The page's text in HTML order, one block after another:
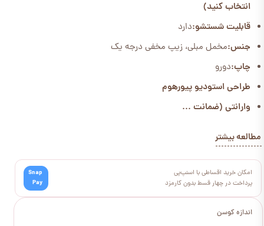
اندازه کوسن
انتخاب کنید)
قابلیت شستشو:دارد
جنس:مخمل مبلی، زیپ مخفی درجه یک
چاپ:دورو
طراحی استودیو پیورهوم
وارانتی (ضمانت ...
مطالعه بیشتر
امکان خرید اقساطی با اسنپ‌پی
پرداخت در چهار قسط بدون کارمزد
Snap
Pay